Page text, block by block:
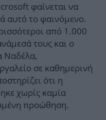
φαίνεται να
αυτό το φαινόμενο.
από 1.000
τους και ο
Ναδέλα,
σε καθημερινή
ότι η
χωρίς καμία
προώθηση.